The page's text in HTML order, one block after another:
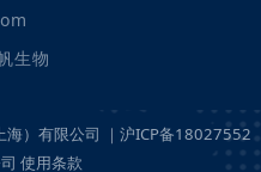
生物
）有限公司 ｜沪ICP备18027552
使用条款